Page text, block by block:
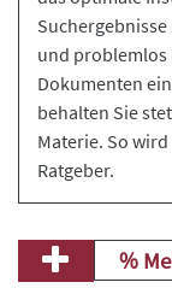
und problemlos
Dokumenten
behalten Sie
Materie. So
Ratgeber.
%